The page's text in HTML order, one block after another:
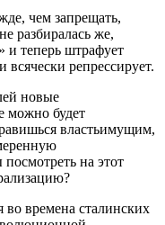
чем запрещать,
разбиралась же,
и теперь штрафует
репрессирует.
новые
можно будет
властьимущим,
на этот
времена сталинских